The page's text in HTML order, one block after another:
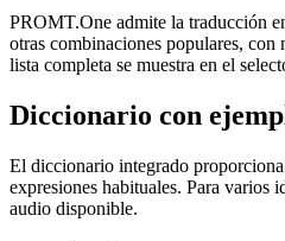
PROMT.One admite la traducción
otras combinaciones populares, con
lista completa se muestra en el
Diccionario con
El diccionario integrado
expresiones habituales. Para varios
audio disponible.